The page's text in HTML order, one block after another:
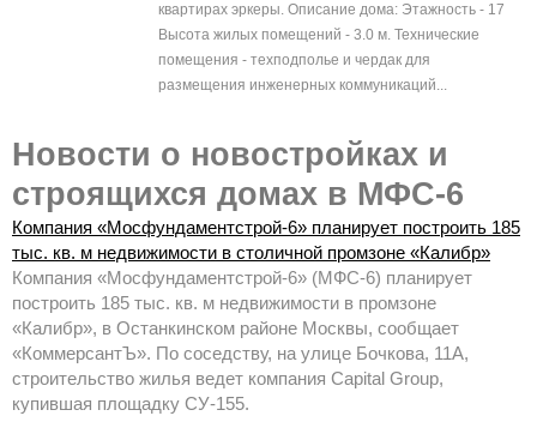
квартирах эркеры. Описание дома: Этажность - 17
Высота жилых помещений - 3.0 м. Технические
помещения - техподполье и чердак для
размещения инженерных коммуникаций...
Новости о новостройках и
строящихся домах в МФС-6
Компания «Мосфундаментстрой-6» планирует построить 185
тыс. кв. м недвижимости в столичной промзоне «Калибр»
Компания «Мосфундаментстрой-6» (МФС-6) планирует
построить 185 тыс. кв. м недвижимости в промзоне
«Калибр», в Останкинском районе Москвы, сообщает
«КоммерсантЪ». По соседству, на улице Бочкова, 11А,
строительство жилья ведет компания Capital Group,
купившая площадку СУ-155.